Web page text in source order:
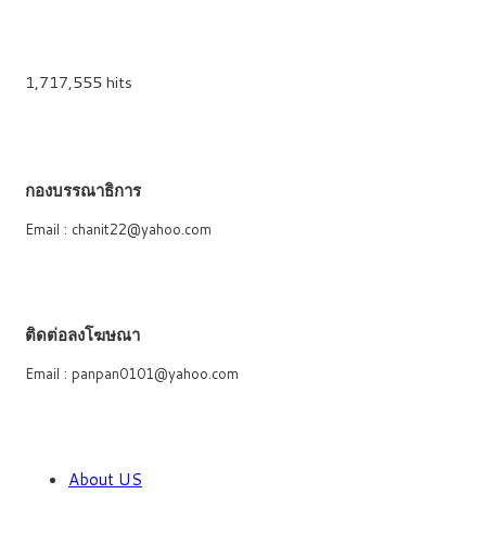
1,717,555 hits
กองบรรณาธิการ
Email : chanit22@yahoo.com
ติดต่อลงโฆษณา
Email : panpan0101@yahoo.com
About US